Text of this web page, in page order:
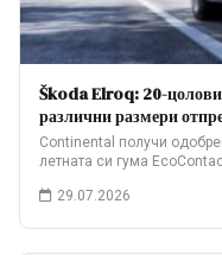
Škoda Elroq: 20-
различни размери
Continental получи
летната си гума
29.07.2026